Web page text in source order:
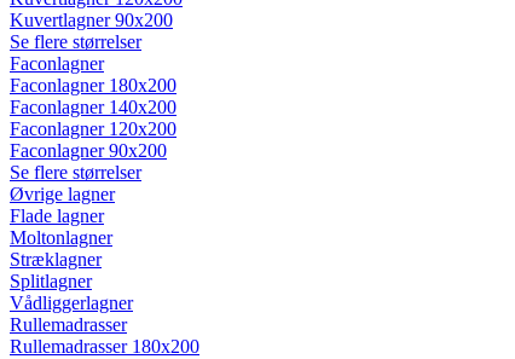
Kuvertlagner 90x200
Se flere størrelser
Faconlagner
Faconlagner 180x200
Faconlagner 140x200
Faconlagner 120x200
Faconlagner 90x200
Se flere størrelser
Øvrige lagner
Flade lagner
Moltonlagner
Stræklagner
Splitlagner
Vådliggerlagner
Rullemadrasser
Rullemadrasser 180x200